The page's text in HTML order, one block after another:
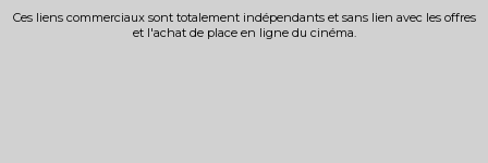
Ces liens commerciaux sont totalement indépendants et sans lien avec les offres
et l'achat de place en ligne du cinéma.